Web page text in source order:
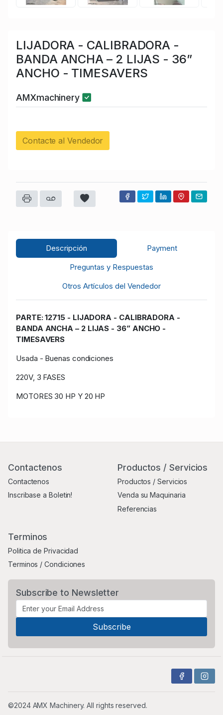
LIJADORA - CALIBRADORA -
BANDA ANCHA – 2 LIJAS - 36”
ANCHO - TIMESAVERS
AMXmachinery
Contacte al Vendedor
Descripción
Payment
Preguntas y Respuestas
Otros Artículos del Vendedor
PARTE: 12715 - LIJADORA - CALIBRADORA -
BANDA ANCHA – 2 LIJAS - 36” ANCHO -
TIMESAVERS
Usada - Buenas condiciones
220V, 3 FASES
MOTORES 30 HP Y 20 HP
Contactenos
Contactenos
Inscribase a Boletin!
Productos / Servicios
Productos / Servicios
Venda su Maquinaria
Referencias
Terminos
Politica de Privacidad
Terminos / Condiciones
Subscribe to Newsletter
©2024 AMX Machinery. All rights reserved.